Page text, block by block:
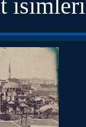
isimleri